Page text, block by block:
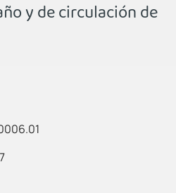
y de circulación de